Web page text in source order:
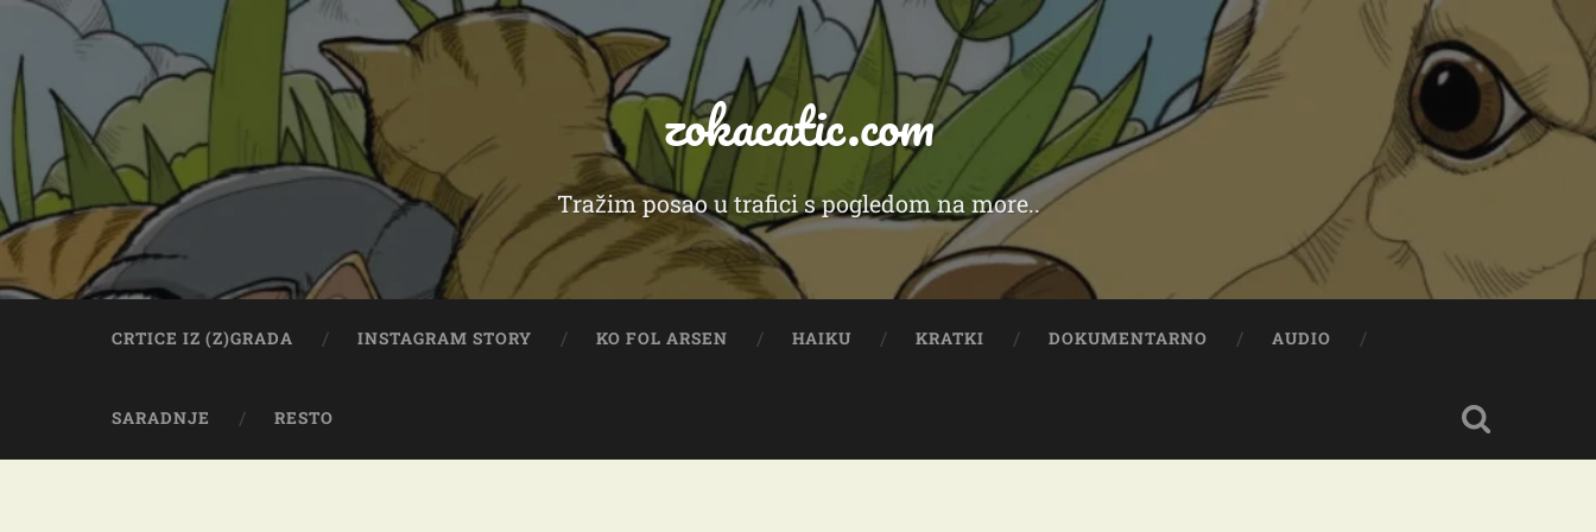
zokacatic.com
Tražim posao u trafici s pogledom na more..
CRTICE IZ (Z)GRADA INSTAGRAM STORY KO FOL ARSEN HAIKU KRATKI DOKUMENTARNO AUDIO
SARADNJE RESTO